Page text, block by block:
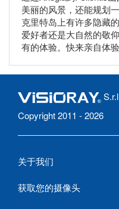
美丽的风景，还能规划
克里特岛上有许多隐藏
爱好者还是大自然的敬
有的体验。快来亲自体
Copyright 2011 - 2026
关于我们
获取您的摄像头